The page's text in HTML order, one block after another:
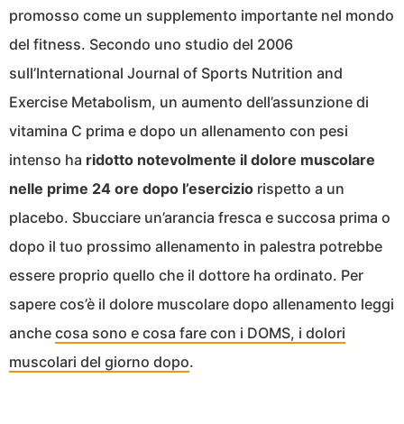
promosso come un supplemento importante nel mondo
del fitness. Secondo uno studio del 2006
sull’International Journal of Sports Nutrition and
Exercise Metabolism, un aumento dell’assunzione di
vitamina C prima e dopo un allenamento con pesi
intenso ha ridotto notevolmente il dolore muscolare
nelle prime 24 ore dopo l’esercizio rispetto a un
placebo. Sbucciare un’arancia fresca e succosa prima o
dopo il tuo prossimo allenamento in palestra potrebbe
essere proprio quello che il dottore ha ordinato. Per
sapere cos’è il dolore muscolare dopo allenamento leggi
anche cosa sono e cosa fare con i DOMS, i dolori
muscolari del giorno dopo.